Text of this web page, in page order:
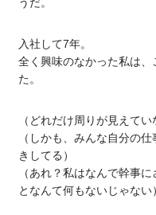
入社して7年。
全く興味のなかった私は
た。
（どれだけ周りが見えて
（しかも、みんな自分の
きしてる）
（あれ？私はなんで幹事
となんて何もないじゃない